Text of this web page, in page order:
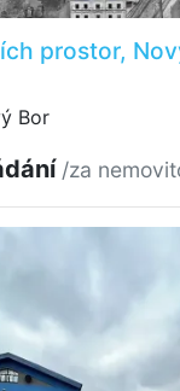
prostor,
Bor
/za